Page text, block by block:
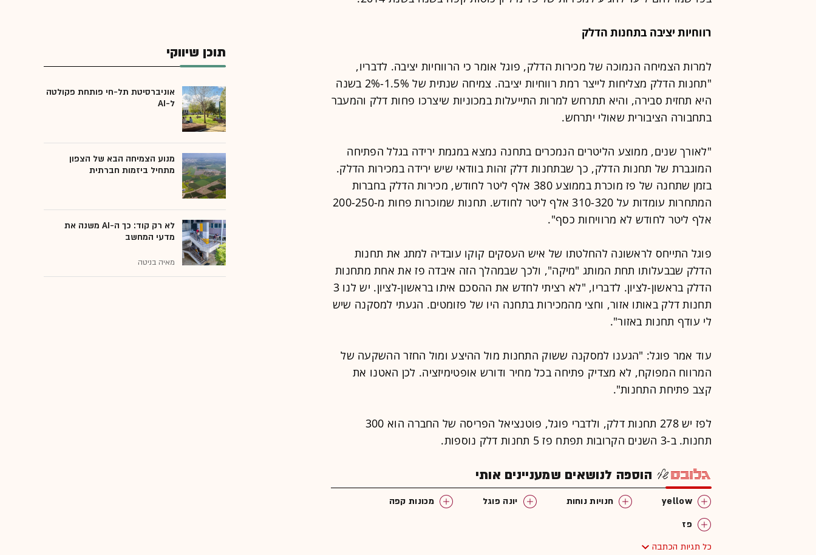
רווחיות יציבה בתחנות הדלק
למרות הצמיחה הנמוכה של מכירות הדלק, פוגל אומר כי הרווחיות יציבה. לדבריו,
"תחנות הדלק מצליחות לייצר רמת רווחיות יציבה. צמיחה שנתית של 1.5%-2% בשנה
היא תחזית סבירה, והיא תתרחש למרות התייעלות במכוניות שיצרכו פחות דלק והמעבר
בתחבורה הציבורית שאולי יתרחש.
"לאורך שנים, ממוצע הליטרים הנמכרים בתחנה נמצא במגמת ירידה בגלל הפתיחה
המוגברת של תחנות הדלק, כך שבתחנות דלק זהות בוודאי שיש ירידה במכירות הדלק.
בזמן שתחנה של פז מוכרת בממוצע 380 אלף ליטר לחודש, מכירות הדלק בחברות
המתחרות עומדות על 310-320 אלף ליטר לחודש. תחנות שמוכרות פחות מ-200-250
אלף ליטר לחודש לא מרוויחות כסף".
פוגל התייחס לראשונה להחלטתו של איש העסקים קוקו עובדיה למתג את תחנות
הדלק שבבעלותו תחת המותג "מיקה", ולכך שבמהלך הזה איבדה פז את אחת מתחנות
הדלק בראשון-לציון. לדבריו, "לא רציתי לחדש את ההסכם איתו בראשון-לציון. יש לנו 3
תחנות דלק באותו אזור, וחצי מהמכירות בתחנה היו של פזומטים. הגעתי למסקנה שיש
לי עודף תחנות באזור".
עוד אמר פוגל: "הגענו למסקנה ששוק התחנות מול ההיצע ומול החזר ההשקעה של
המרווח המפוקח, לא מצדיק פתיחה בכל מחיר ודורש אופטימיזציה. לכן האטנו את
קצב פתיחת התחנות".
לפז יש 278 תחנות דלק, ולדברי פוגל, פוטנציאל הפריסה של החברה הוא 300
תחנות. ב-3 השנים הקרובות תפתח פז 5 תחנות דלק נוספות.
הוספה לנושאים שמעניינים אותי
yellow חנויות נוחות יונה פוגל
מכונות קפה
פז
כל תגיות הכתבה
תוכן שיווקי
אוניברסיטת תל-חי פותחת פקולטה
ל-AI
מנוע הצמיחה הבא של הצפון
מתחיל ביזמות חברתית
לא רק קוד: כך ה-AI משנה את
מדעי המחשב
מאיה בניטה